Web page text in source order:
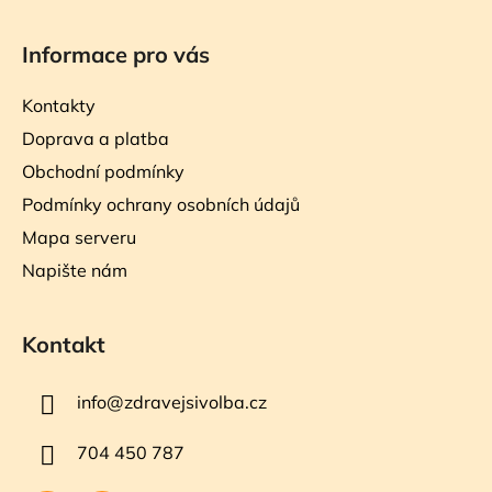
Informace pro vás
Kontakty
Doprava a platba
Obchodní podmínky
Podmínky ochrany osobních údajů
Mapa serveru
Napište nám
Kontakt
info@zdravejsivolba.cz
704 450 787